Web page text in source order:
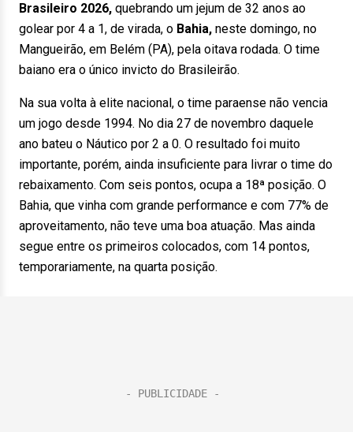
Brasileiro 2026, quebrando um jejum de 32 anos ao
golear por 4 a 1, de virada, o Bahia, neste domingo, no
Mangueirão, em Belém (PA), pela oitava rodada. O time
baiano era o único invicto do Brasileirão.
Na sua volta à elite nacional, o time paraense não vencia
um jogo desde 1994. No dia 27 de novembro daquele
ano bateu o Náutico por 2 a 0. O resultado foi muito
importante, porém, ainda insuficiente para livrar o time do
rebaixamento. Com seis pontos, ocupa a 18ª posição. O
Bahia, que vinha com grande performance e com 77% de
aproveitamento, não teve uma boa atuação. Mas ainda
segue entre os primeiros colocados, com 14 pontos,
temporariamente, na quarta posição.